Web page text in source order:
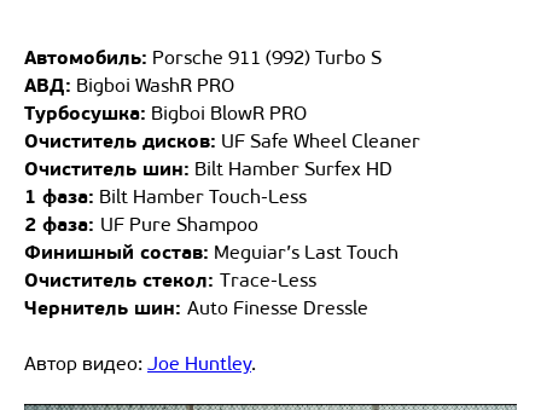
Автомобиль: Porsche 911 (992) Turbo S
АВД: Bigboi WashR PRO
Турбосушка: Bigboi BlowR PRO
Очиститель дисков: UF Safe Wheel Cleaner
Очиститель шин: Bilt Hamber Surfex HD
1 фаза: Bilt Hamber Touch-Less
2 фаза: UF Pure Shampoo
Финишный состав: Meguiar’s Last Touch
Очиститель стекол:
Trace-Less
Чернитель шин: Auto Finesse Dressle
Автор видео: Joe Huntley.